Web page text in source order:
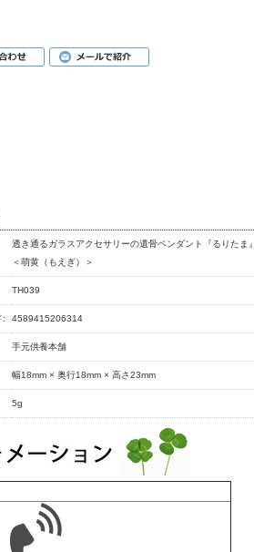
透き通るガラスアクセサリーの遺骨ペンダント『るりたま』
＜萌黄（もえぎ）＞
TH039
: 4589415206314
手元供養本舗
幅18mm × 奥行18mm × 高さ23mm
5g